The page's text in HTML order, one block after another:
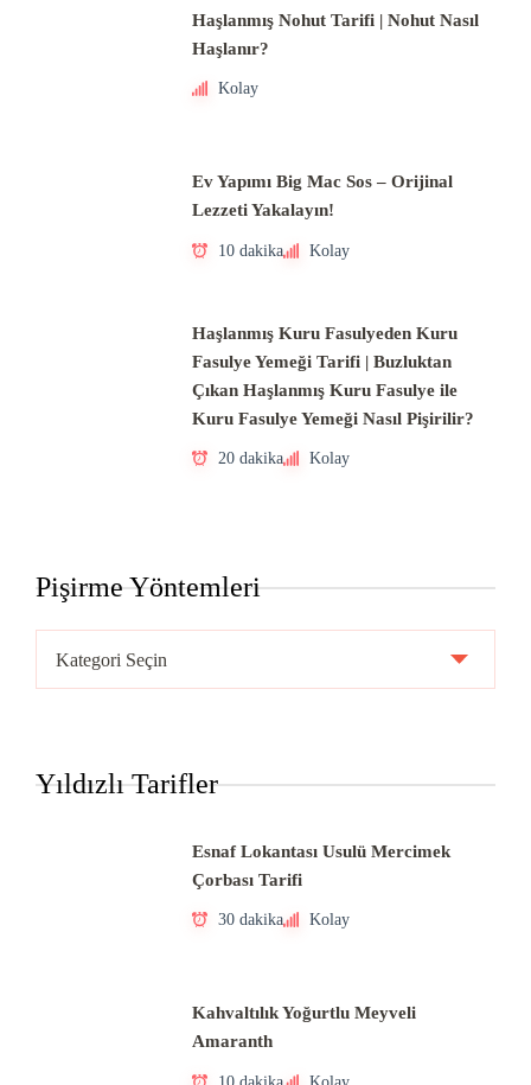
Haşlanmış Nohut Tarifi | Nohut Nasıl
Haşlanır?
Kolay
Ev Yapımı Big Mac Sos – Orijinal
Lezzeti Yakalayın!
10 dakika Kolay
Haşlanmış Kuru Fasulyeden Kuru
Fasulye Yemeği Tarifi | Buzluktan
Çıkan Haşlanmış Kuru Fasulye ile
Kuru Fasulye Yemeği Nasıl Pişirilir?
20 dakika Kolay
Pişirme Yöntemleri
Yöntemleri
Yıldızlı Tarifler
Esnaf Lokantası Usulü Mercimek
Çorbası Tarifi
30 dakika Kolay
Kahvaltılık Yoğurtlu Meyveli
Amaranth